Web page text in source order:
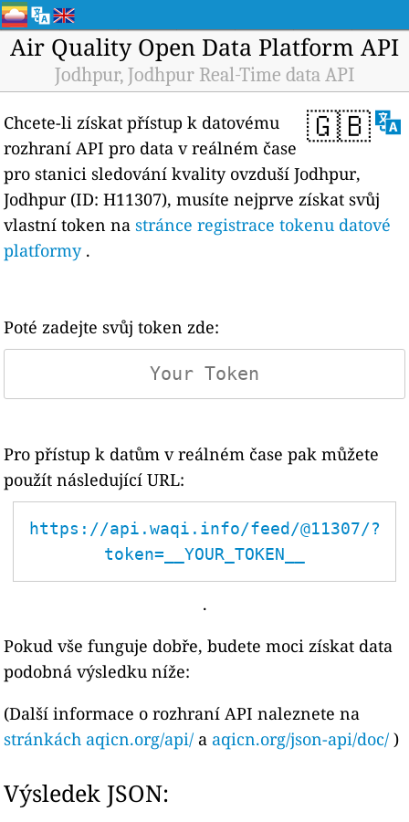
Air Quality Open Data Platform API
Jodhpur, Jodhpur Real-Time data API
🇬🇧
Chcete-li získat přístup k datovému
rozhraní API pro data v reálném čase
pro stanici sledování kvality ovzduší Jodhpur,
Jodhpur (ID: H11307), musíte nejprve získat svůj
vlastní token nastránce registrace tokenu datové
platformy.
Poté zadejte svůj token zde:
Pro přístup k datům v reálném čase pak můžete
použít následující URL:
https://api.waqi.info/feed/@11307/?
token=__YOUR_TOKEN__
.
Pokud vše funguje dobře, budete moci získat data
podobná výsledku níže:
(Další informace o rozhraní API naleznete na
stránkách aqicn.org/api/ a aqicn.org/json-api/doc/ )
Výsledek JSON: